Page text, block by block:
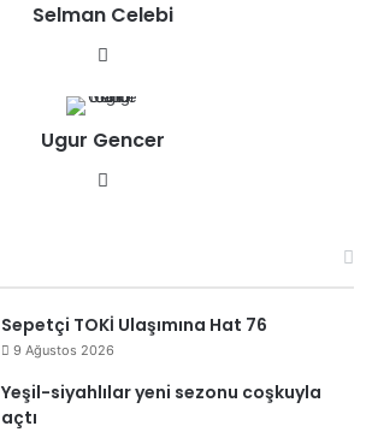
esi
Selman Celebi
sit
esi
Ugur Gencer
Sepetçi TOKİ Ulaşımına Hat 76
9 Ağustos 2026
Yeşil-siyahlılar yeni sezonu coşkuyla
açtı